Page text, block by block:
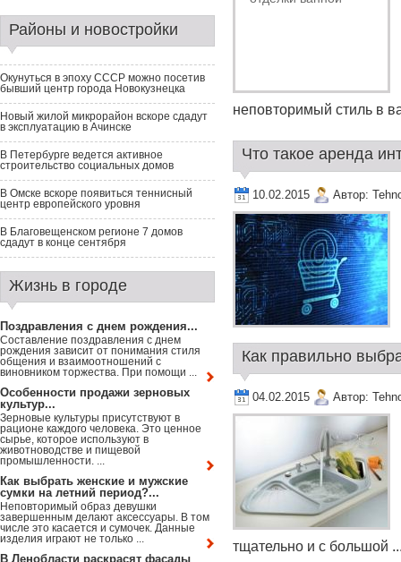
неповторимый стиль в
Что такое аренда
10.02.2015 Автор:
Как правильно
04.02.2015 Автор:
тщательно и с большой
Районы и новостройки
Окунуться в эпоху СССР можно посетив
бывший центр города Новокузнецка
Новый жилой микрорайон вскоре сдадут
в эксплуатацию в Ачинске
В Петербурге ведется активное
строительство социальных домов
В Омске вскоре появиться теннисный
центр европейского уровня
В Благовещенском регионе 7 домов
сдадут в конце сентября
Жизнь в городе
Поздравления с днем рождения...
Составление поздравления с днем
рождения зависит от понимания стиля
общения и взаимоотношений с
виновником торжества. При помощи ...
Особенности продажи зерновых
культур...
Зерновые культуры присутствуют в
рационе каждого человека. Это ценное
сырье, которое используют в
животноводстве и пищевой
промышленности. ...
Как выбрать женские и мужские
сумки на летний период?...
Неповторимый образ девушки
завершенным делают аксессуары. В том
числе это касается и сумочек. Данные
изделия играют не только ...
В Ленобласти раскрасят фасады